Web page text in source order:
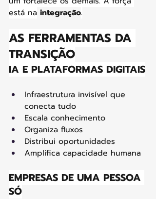
está na integração.
AS FERRAMENTAS DA
TRANSIÇÃO
IA E PLATAFORMAS DIGITAIS
Infraestrutura invisível que
conecta tudo
Escala conhecimento
Organiza fluxos
Distribui oportunidades
Amplifica capacidade humana
EMPRESAS DE UMA PESSOA
SÓ